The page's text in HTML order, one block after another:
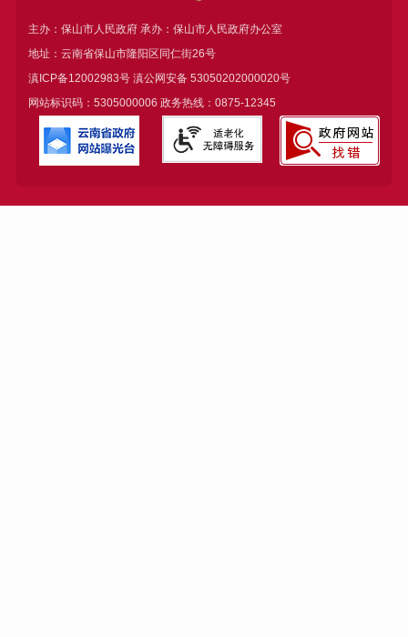
主办：保山市人民政府 承办：保山市人民政府办公室
地址：云南省保山市隆阳区同仁街26号
滇ICP备12002983号滇公网安备 53050202000020号
网站标识码：5305000006 政务热线：0875-12345